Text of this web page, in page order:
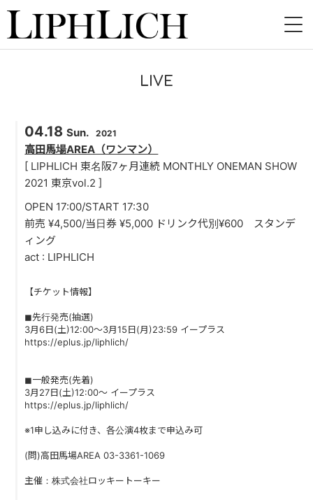
LIVE
INSTORE
VIDEO
DISCOGRAPHY
BLOG
PAST LIVE
CONTACT
LIVE
04.18 Sun. 2021
高田馬場AREA（ワンマン）
[ LIPHLICH 東名阪7ヶ月連続 MONTHLY ONEMAN SHOW
2021 東京vol.2 ]
OPEN 17:00/START 17:30
前売 ¥4,500/当日券 ¥5,000 ドリンク代別¥600 スタンデ
ィング
act : LIPHLICH
【チケット情報】
◼︎先行発売(抽選)
3月6日(土)12:00〜3月15日(月)23:59 イープラス
https://eplus.jp/liphlich/
◼︎一般発売(先着)
3月27日(土)12:00〜 イープラス
https://eplus.jp/liphlich/
※1申し込みに付き、各公演4枚まで申込み可
(問)高田馬場AREA 03-3361-1069
主催：株式会社ロッキートーキー